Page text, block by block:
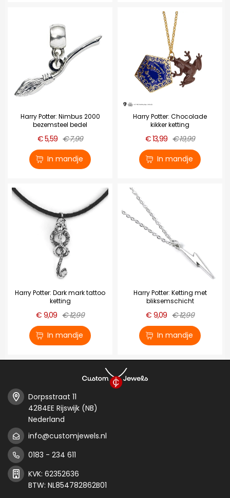
Harry Potter: Nimbus 2000
bezemsteel bedel
€ 5,59 € 7,99
In mandje
Harry Potter: Chocolade
kikker ketting
€ 13,99 € 19,99
In mandje
Harry Potter: Dark mark tattoo
ketting
€ 9,09 € 12,99
In mandje
Harry Potter: Ketting met
bliksemschicht
€ 9,09 € 12,99
In mandje
Dorpsstraat 11
4284EE Rijswijk (NB)
Nederland
info@customjewels.nl
0183 - 234 611
KVK: 62352636
BTW: NL854782862B01